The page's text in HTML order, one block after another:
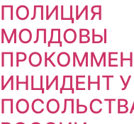
ПОЛИЦИЯ
МОЛДОВЫ
ИНЦИДЕНТ У